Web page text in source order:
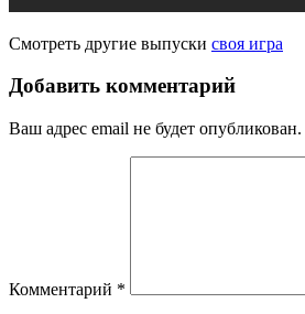
Смотреть другие выпуски своя игра
Добавить комментарий
Ваш адрес email не будет опубликован.
Комментарий *